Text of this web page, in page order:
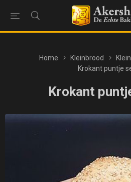
Home Kleinbrood
Krokant puntje
Krokant